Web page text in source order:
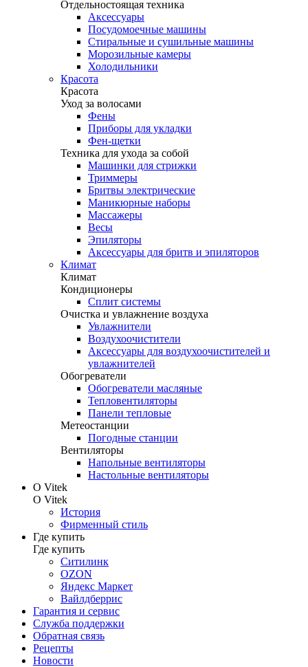
Отдельностоящая техника
Аксессуары
Посудомоечные машины
Стиральные и сушильные машины
Морозильные камеры
Холодильники
Красота
Красота
Уход за волосами
Фены
Приборы для укладки
Фен-щетки
Техника для ухода за собой
Машинки для стрижки
Триммеры
Бритвы электрические
Маникюрные наборы
Массажеры
Весы
Эпиляторы
Аксессуары для бритв и эпиляторов
Климат
Климат
Кондиционеры
Сплит системы
Очистка и увлажнение воздуха
Увлажнители
Воздухоочистители
Аксессуары для воздухоочистителей и
увлажнителей
Обогреватели
Обогреватели масляные
Тепловентиляторы
Панели тепловые
Метеостанции
Погодные станции
Вентиляторы
Напольные вентиляторы
Настольные вентиляторы
О Vitek
О Vitek
История
Фирменный стиль
Где купить
Где купить
Ситилинк
OZON
Яндекс Маркет
Вайлдберрис
Гарантия и сервис
Служба поддержки
Обратная связь
Рецепты
Новости